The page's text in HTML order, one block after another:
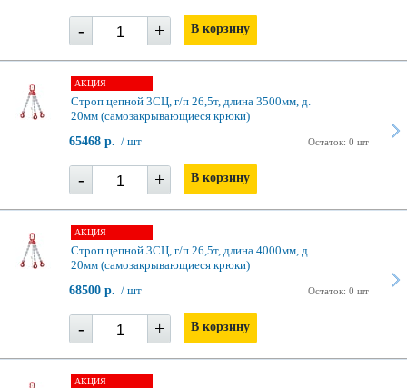
- + В корзину
АКЦИЯ
Строп цепной 3СЦ, г/п 26,5т, длина 3500мм, д.
20мм (самозакрывающиеся крюки)
Остаток: 0 шт
65468 р. / шт
- + В корзину
АКЦИЯ
Строп цепной 3СЦ, г/п 26,5т, длина 4000мм, д.
20мм (самозакрывающиеся крюки)
Остаток: 0 шт
68500 р. / шт
- + В корзину
АКЦИЯ